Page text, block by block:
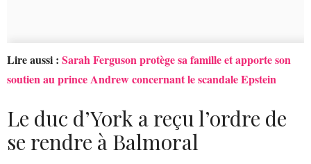
Lire aussi : Sarah Ferguson protège sa famille et apporte son
soutien au prince Andrew concernant le scandale Epstein
Le duc d’York a reçu l’ordre de
se rendre à Balmoral